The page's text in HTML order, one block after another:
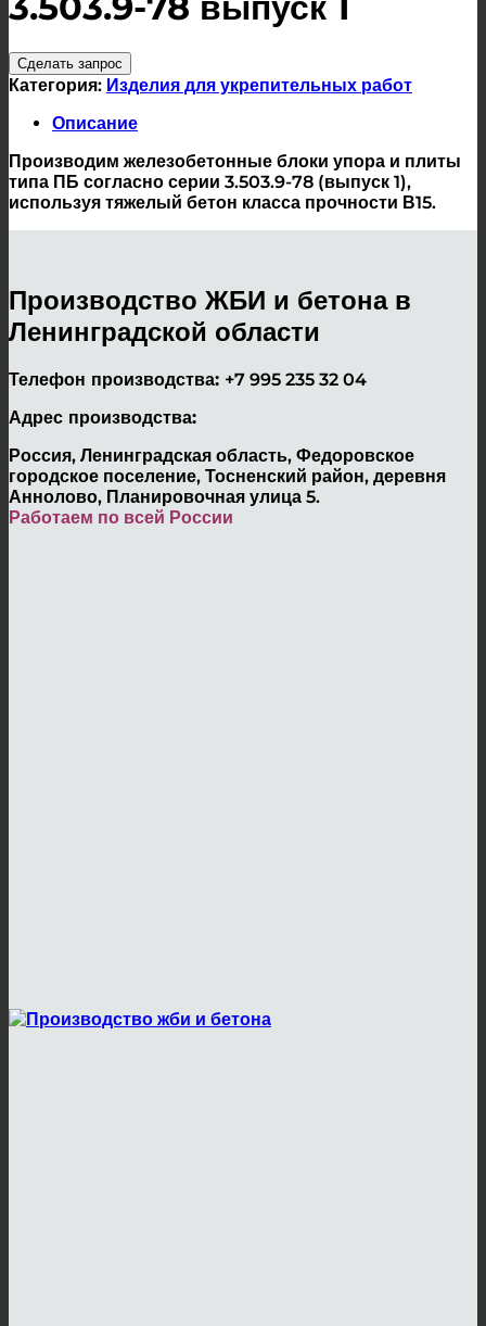
Сделать запрос
Категория: Изделия для укрепительных работ
Описание
Производим железобетонные блоки упора и плиты
типа ПБ согласно серии 3.503.9-78 (выпуск 1),
используя тяжелый бетон класса прочности В15.
Производство ЖБИ и бетона в
Ленинградской области
Телефон производства: +7 995 235 32 04
Адрес производства:
Россия, Ленинградская область, Федоровское
городское поселение, Тосненский район, деревня
Аннолово, Планировочная улица 5.
Работаем по всей России